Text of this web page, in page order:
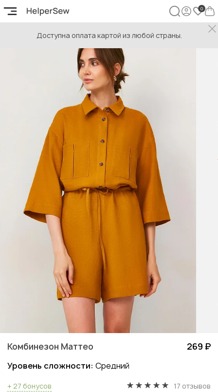
Доступна оплата картой из любой страны.
Комбинезон Маттео 269 ₽
Уровень сложности: Средний
+ 27 бонусов 17 отзывов